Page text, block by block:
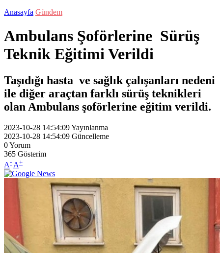
Anasayfa Gündem
Ambulans Şoförlerine Sürüş
Teknik Eğitimi Verildi
Taşıdığı hasta ve sağlık çalışanları nedeni
ile diğer araçtan farklı sürüş teknikleri
olan Ambulans şoförlerine eğitim verildi.
2023-10-28 14:54:09Yayınlanma
2023-10-28 14:54:09 Güncelleme
0Yorum
365 Gösterim
A- A+